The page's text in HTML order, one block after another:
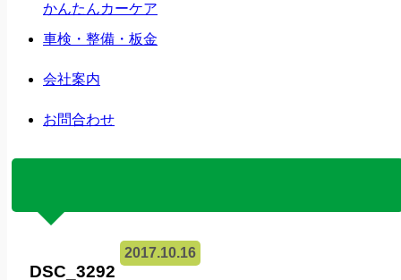
かんたんカーケア
車検・整備・板金
会社案内
お問合わせ
2017.10.16
DSC_3292